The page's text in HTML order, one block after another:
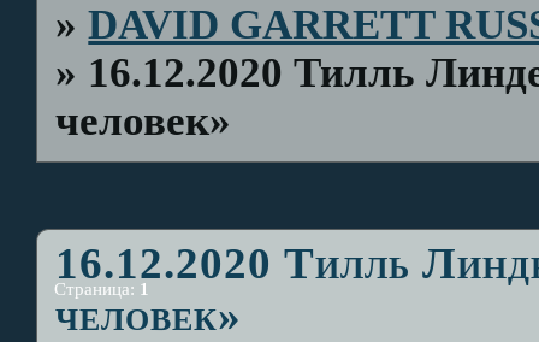
»DAVID GARRETT
» 16.12.2020 Тилль
человек»
16.12.2020 Тилль
человек»
Страница: 1